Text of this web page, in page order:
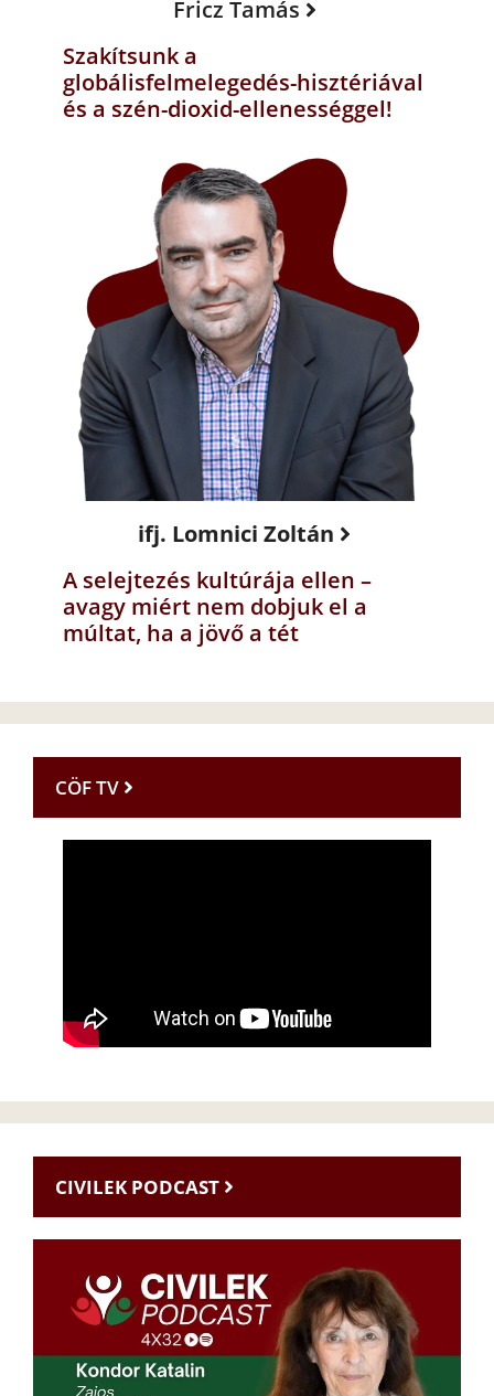
Fricz Tamás
Szakítsunk a
globálisfelmelegedés-hisztériával
és a szén-dioxid-ellenességgel!
ifj. Lomnici Zoltán
A selejtezés kultúrája ellen –
avagy miért nem dobjuk el a
múltat, ha a jövő a tét
CÖF TV
CIVILEK PODCAST